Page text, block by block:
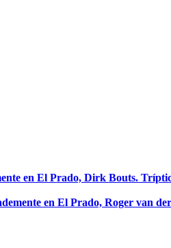
en El Prado, Dirk Bouts.
en El Prado, Roger van